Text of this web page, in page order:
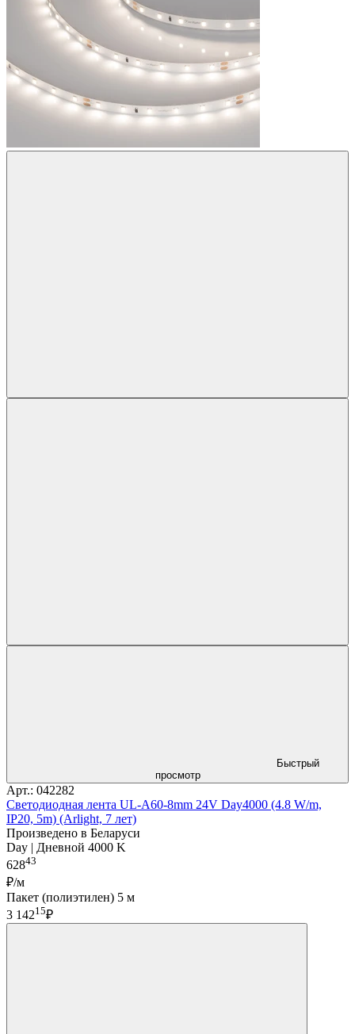
Быстрый
просмотр
Арт.: 042282
Светодиодная лента UL-A60-8mm 24V Day4000 (4.8 W/m,
IP20, 5m) (Arlight, 7 лет)
Произведено в Беларуси
Day | Дневной 4000 K
62843
₽/м
Пакет (полиэтилен) 5 м
3 14215₽